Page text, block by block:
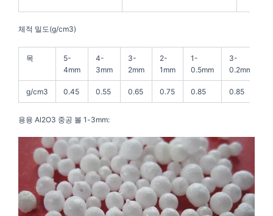
체적 밀도(g/cm3)
목
5-
4mm
4-
3mm
3-
2mm
2-
1mm
1-
0.5mm
3-
0.2mm
g/cm3 0.45 0.55 0.65 0.75 0.85 0.85
용융 Al2O3 중공 볼 1-3mm: